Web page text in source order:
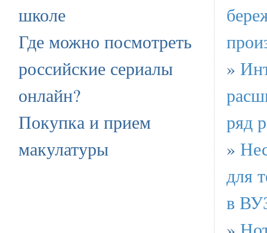
школе
Где можно посмотреть
российские сериалы
онлайн?
Покупка и прием
макулатуры
»
ряд
»
для
в